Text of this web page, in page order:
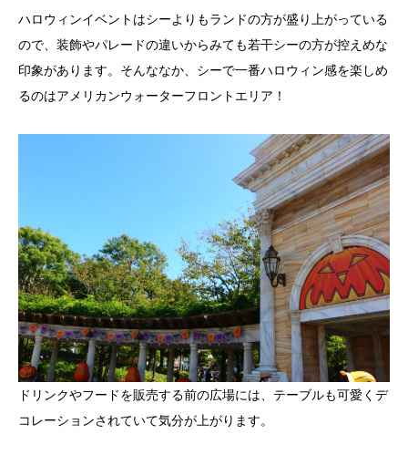
ハロウィンイベントはシーよりもランドの方が盛り上がっている
ので、装飾やパレードの違いからみても若干シーの方が控えめな
印象があります。そんななか、シーで一番ハロウィン感を楽しめ
るのはアメリカンウォーターフロントエリア！
ドリンクやフードを販売する前の広場には、テーブルも可愛くデ
コレーションされていて気分が上がります。